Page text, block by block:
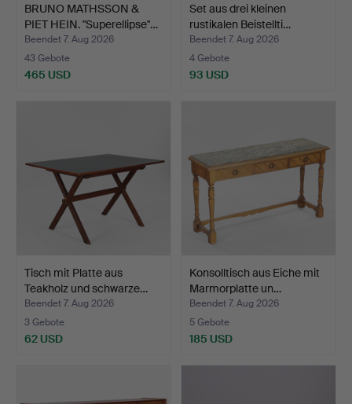
BRUNO MATHSSON &
PIET HEIN. "Superellipse"…
Beendet 7. Aug 2026
43 Gebote
465 USD
Set aus drei kleinen
rustikalen Beistellti…
Beendet 7. Aug 2026
4 Gebote
93 USD
Tisch mit Platte aus
Teakholz und schwarze…
Beendet 7. Aug 2026
3 Gebote
62 USD
Konsolltisch aus Eiche mit
Marmorplatte un…
Beendet 7. Aug 2026
5 Gebote
185 USD